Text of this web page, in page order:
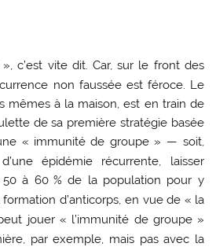
», c’est vite dit. Car, sur le front des
non faussée est féroce. Le
mêmes à la maison, est en train de
de sa première stratégie basée
« immunité de groupe » — soit,
épidémie récurrente, laisser
50 à 60 % de la population pour y
d’anticorps, en vue de « la
jouer « l’immunité de groupe »
par exemple, mais pas avec la